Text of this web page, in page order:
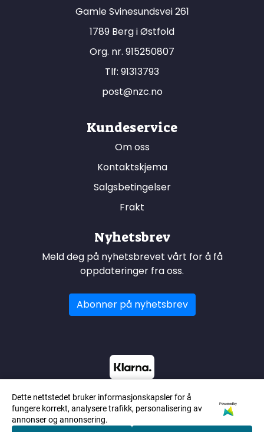
Gamle Svinesundsvei 261
1789 Berg i Østfold
Org. nr. 915250807
Tlf: 91313793
post@nzc.no
Kundeservice
Om oss
Kontaktskjema
Salgsbetingelser
Frakt
Nyhetsbrev
Meld deg på nyhetsbrevet vårt for å få
oppdateringer fra oss.
Abonner på nyhetsbrev
Dette nettstedet bruker informasjonskapsler for å
fungere korrekt, analysere trafikk, personalisering av
annonser og annonsering.
Powered by